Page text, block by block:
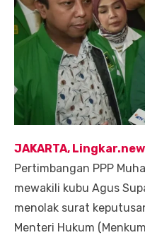
JAKARTA,
Pertimbangan PPP
mewakili kubu Agus
menolak surat
Menteri Hukum